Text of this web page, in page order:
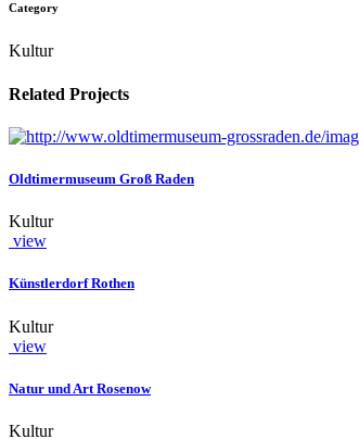
Category
Kultur
Related Projects
Oldtimermuseum Groß Raden
Kultur
view
Künstlerdorf Rothen
Kultur
view
Natur und Art Rosenow
Kultur